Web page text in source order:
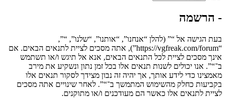
- הרשמה
בעת הגישה אל “” (להלן “אנחנו”, “אותנו”, “שלנו”, “”,
“https://vgfreak.com/forum”), אתה מסכים לציית לתנאים הבאים. אם
אינך מסכים לציית לכל התנאים הבאים, אנא אל תיגש ו/או תשתמש
ב־“”. אנו יכולים לשנות תנאים אלו בכל זמן נתון ונשקיע את מירב
מאמצינו כדי לידע אותך, אך יהיה זה נבון מצידך לסקור תנאים אלו
בקביעות כחלק מהשימוש המתמשך ב־“”. לאחר שינויים אתה מסכים
לציית לתנאים אלו כאשר הם מעודכנים ו/או מתוקנים.